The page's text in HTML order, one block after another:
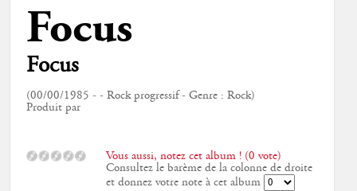
Focus
Focus
(00/00/1985 - - Rock progressif - Genre : Rock)
Produit par
Vous aussi, notez cet album ! (0 vote)
Consultez le barème de la colonne de droite
et donnez votre note à cet album